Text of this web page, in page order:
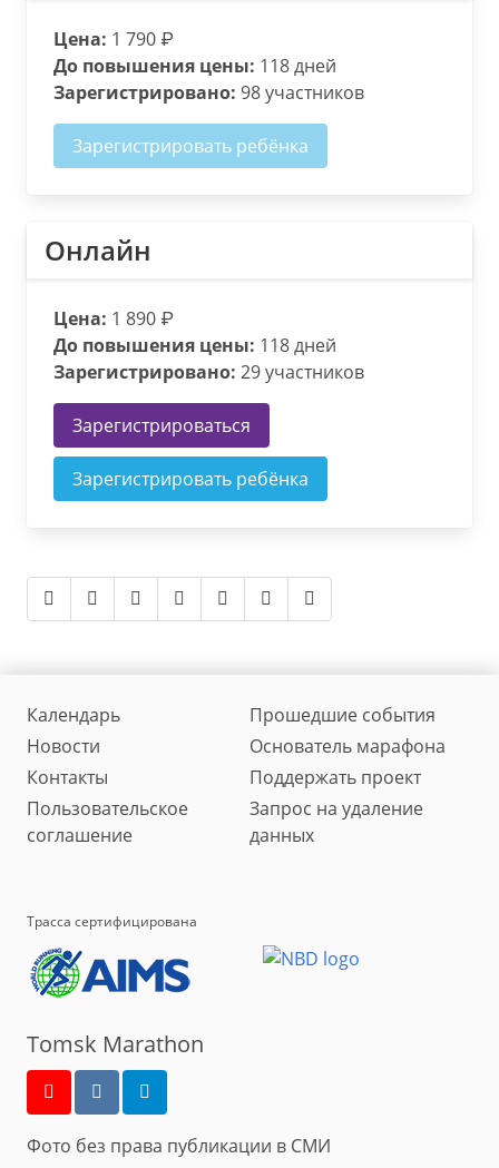
Цена: 1 790 ₽
До повышения цены: 118 дней
Зарегистрировано: 98 участников
Зарегистрировать ребёнка
Онлайн
Цена: 1 890 ₽
До повышения цены: 118 дней
Зарегистрировано: 29 участников
Зарегистрироваться
Зарегистрировать ребёнка
Календарь
Прошедшие события
Новости
Основатель марафона
Контакты
Поддержать проект
Пользовательское
соглашение
Запрос на удаление
данных
Трасса сертифицирована
Tomsk Marathon
Фото без права публикации в СМИ